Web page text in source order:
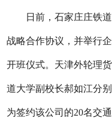
日前，石家庄庄铁道
战略合作协议，并举行
开班仪式。天津外轮理
道大学副校长郝如江分
为签约该公司的20名交